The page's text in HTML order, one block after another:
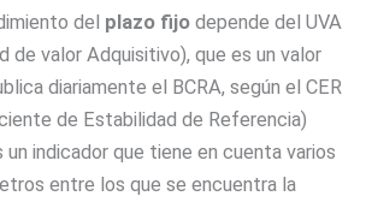
del plazo fijodepende del UVA
de valor Adquisitivo), que es un valor
diariamente el BCRA, según el CER
de Estabilidad de Referencia)
un indicador que tiene en cuenta varios
entre los que se encuentra la